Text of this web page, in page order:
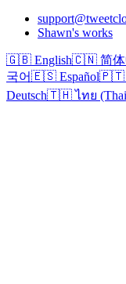
Shawn's works
🇬🇧 English🇨🇳 简体
국어🇪🇸 Español🇵🇹
Deutsch🇹🇭 ไทย